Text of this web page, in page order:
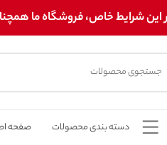
این شرایط خاص، فروشگاه ما
دسته بندی محصولات صفحه